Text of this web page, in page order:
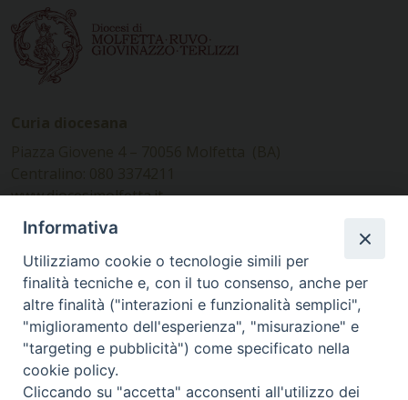
www.diocesimolfetta.it –
diocesimolfetta@pec.chiesacattolica.it
Ufficio Comunicazioni sociali
Piazza Giovene 4 – 70056 Molfetta (BA)
comunicazionisociali@diocesimolfetta.it
SEGUICI SU
Informativa
Utilizziamo cookie o tecnologie simili per
finalità tecniche e, con il tuo consenso, anche per
altre finalità ("interazioni e funzionalità semplici",
"miglioramento dell'esperienza", "misurazione" e
"targeting e pubblicità") come specificato nella
cookie policy.
Cliccando su "accetta" acconsenti all'utilizzo dei